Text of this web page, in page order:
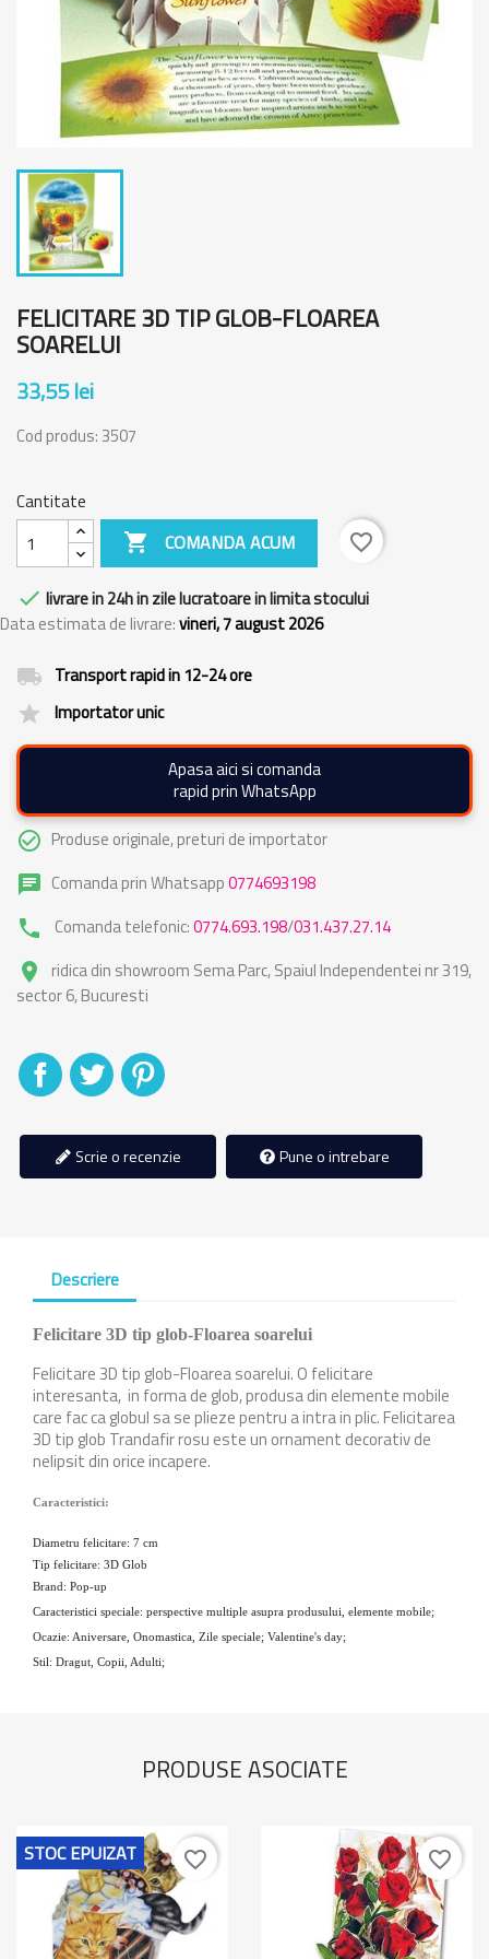
FELICITARE 3D TIP GLOB-FLOAREA
SOARELUI
33,55 lei
Cod produs:3507
Cantitate
 COMANDA ACUM favorite_border
 livrare in 24h in zile lucratoare in limita stocului
Data estimata de livrare:vineri, 7 august 2026
local_shipping Transport rapid in 12-24 ore
grade Importator unic
Apasa aici si comanda
rapid prin WhatsApp
check_circle_outline Produse originale, preturi de importator
chat Comanda prin Whatsapp0774693198
phone Comanda telefonic:0774.693.198/031.437.27.14
place
ridica din showroom Sema Parc, Spaiul Independentei nr 319,
sector 6, Bucuresti
DistribuitiTweet
Scrie o recenzie Pune o intrebare
Descriere
Felicitare 3D tip glob-Floarea soarelui
Felicitare 3D tip glob-Floarea soarelui. O felicitare
interesanta, in forma de glob, produsa din elemente mobile
care fac ca globul sa se plieze pentru a intra in plic. Felicitarea
3D tip glob Trandafir rosu este un ornament decorativ de
nelipsit din orice incapere.
Caracteristici:
Diametru felicitare: 7 cm
Tip felicitare: 3D Glob
Brand: Pop-up
Caracteristici speciale: perspective multiple asupra produsului, elemente mobile;
Ocazie: Aniversare, Onomastica, Zile speciale; Valentine's day;
Stil: Dragut, Copii, Adulti;
PRODUSE ASOCIATE
STOC EPUIZAT favorite_border favorite_border